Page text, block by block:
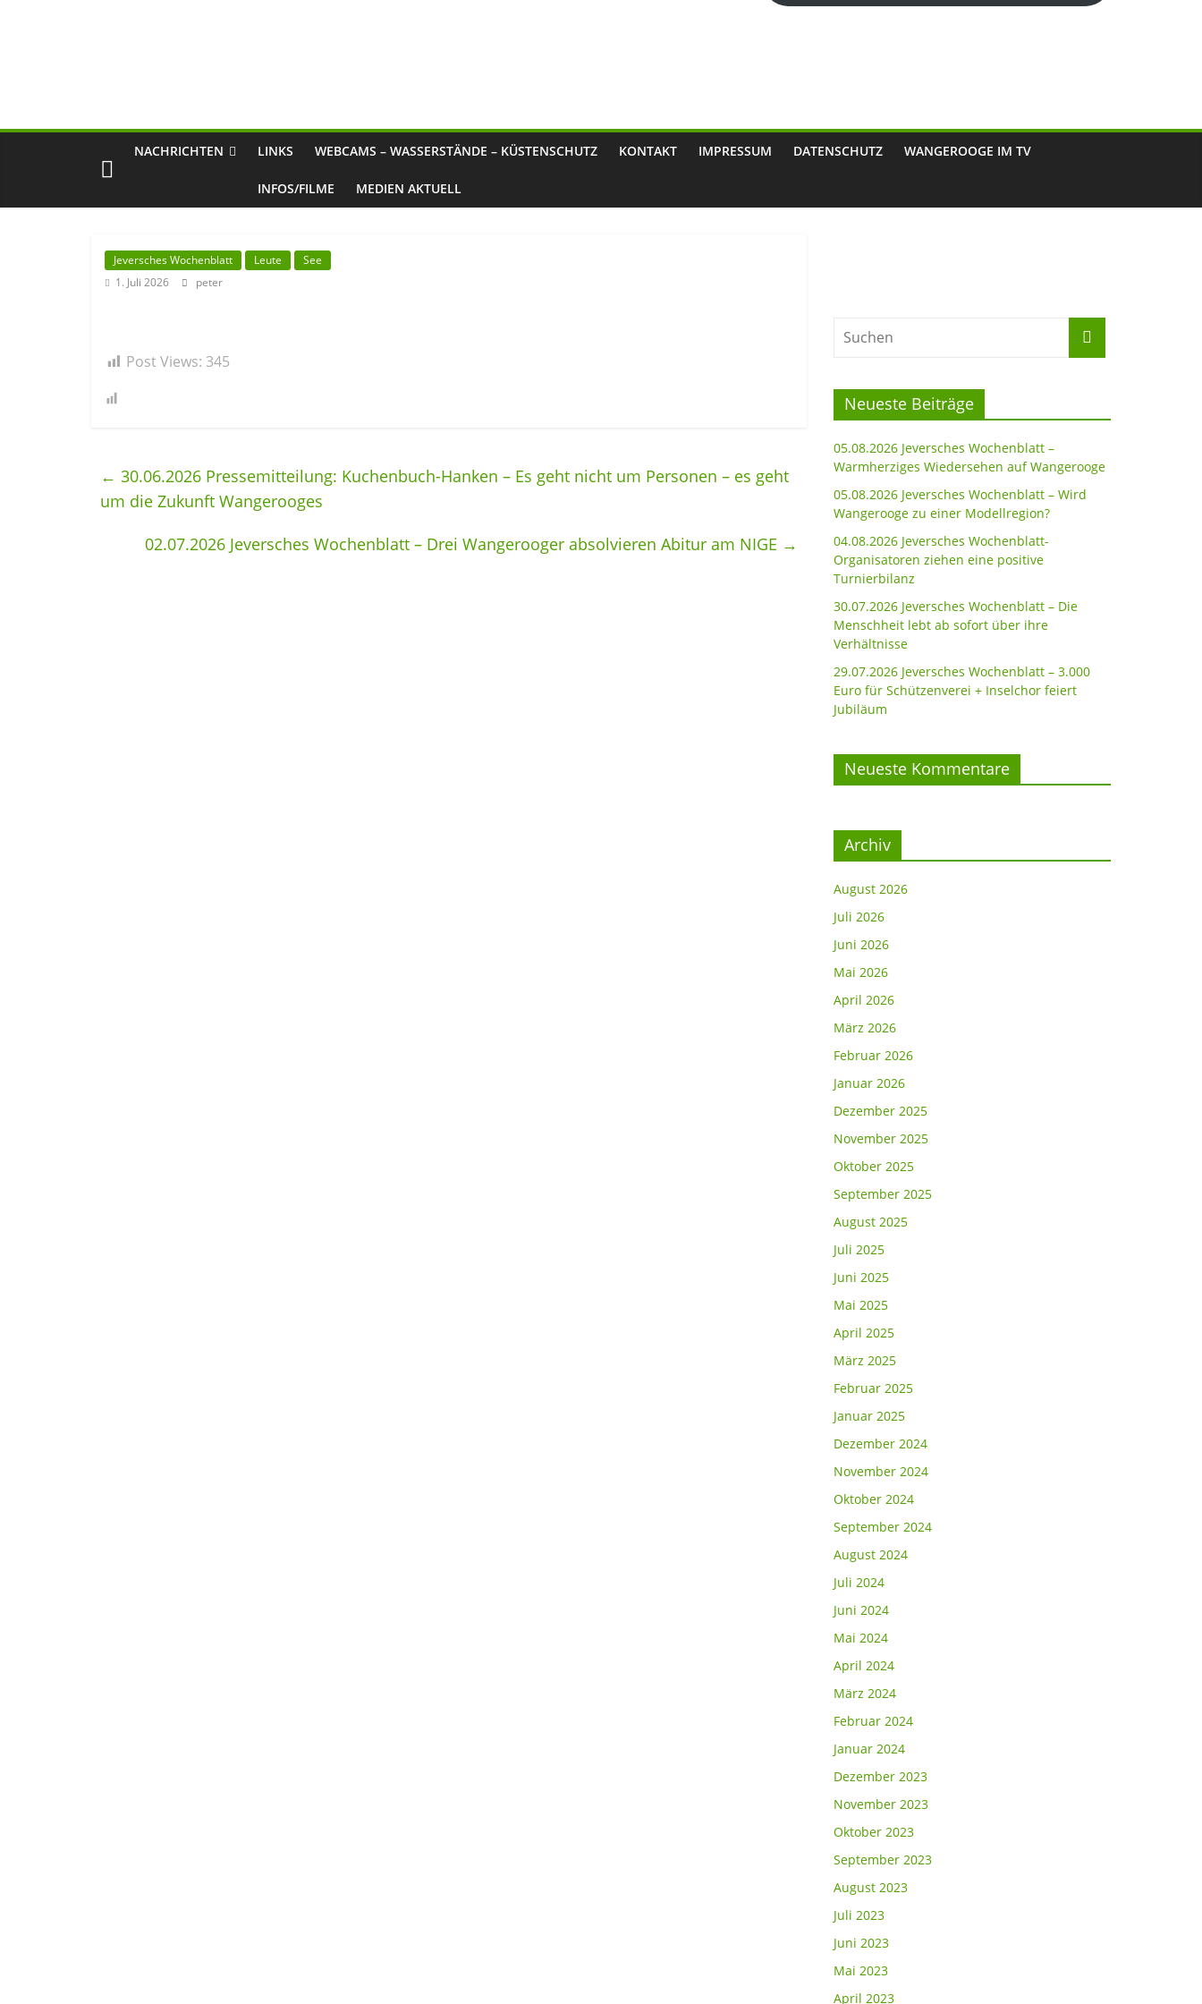
NACHRICHTEN LINKS WEBCAMS – WASSERSTÄNDE – KÜSTENSCHUTZ KONTAKT IMPRESSUM DATENSCHUTZ WANGEROOGE IM TV
INFOS/FILME MEDIEN AKTUELL
Jeversches Wochenblatt Leute
See
1. Juli 2026
peter
Post Views: 345
← 30.06.2026 Pressemitteilung: Kuchenbuch-Hanken – Es geht nicht um Personen – es geht
um die Zukunft Wangerooges
02.07.2026 Jeversches Wochenblatt – Drei Wangerooger absolvieren Abitur am NIGE →
Neueste Beiträge
05.08.2026 Jeversches Wochenblatt –
Warmherziges Wiedersehen auf Wangerooge
05.08.2026 Jeversches Wochenblatt – Wird
Wangerooge zu einer Modellregion?
04.08.2026 Jeversches Wochenblatt-
Organisatoren ziehen eine positive
Turnierbilanz
30.07.2026 Jeversches Wochenblatt – Die
Menschheit lebt ab sofort über ihre
Verhältnisse
29.07.2026 Jeversches Wochenblatt – 3.000
Euro für Schützenverei + Inselchor feiert
Jubiläum
Neueste Kommentare
Archiv
August 2026
Juli 2026
Juni 2026
Mai 2026
April 2026
März 2026
Februar 2026
Januar 2026
Dezember 2025
November 2025
Oktober 2025
September 2025
August 2025
Juli 2025
Juni 2025
Mai 2025
April 2025
März 2025
Februar 2025
Januar 2025
Dezember 2024
November 2024
Oktober 2024
September 2024
August 2024
Juli 2024
Juni 2024
Mai 2024
April 2024
März 2024
Februar 2024
Januar 2024
Dezember 2023
November 2023
Oktober 2023
September 2023
August 2023
Juli 2023
Juni 2023
Mai 2023
April 2023